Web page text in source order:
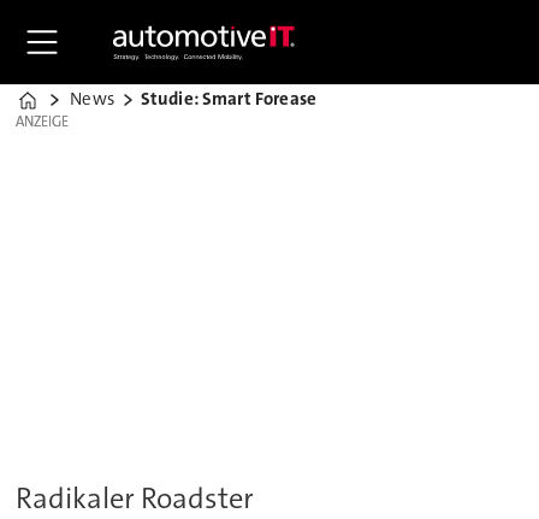
Home
News Studie: Smart Forease
ANZEIGE
ANZEIGE
Radikaler Roadster